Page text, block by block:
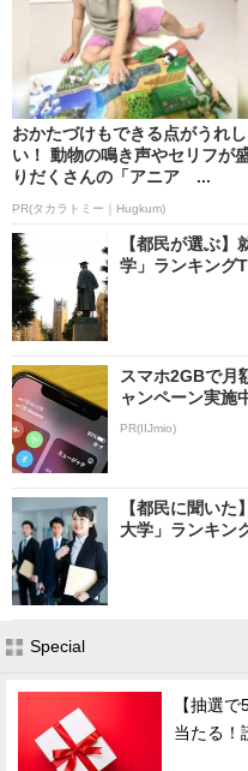
おかたづけもできる点がうれし
い！ 動物の鳴き声やセリフが
りだくさんの「アニア ...
PR(タカラトミー｜Hugkum)
【都民が選ぶ
学」ランキン
スマホ2GBで月
ャンペーン実施
PR(IIJmio)
【都民に聞い
大学」ランキ
Special
【抽選
当たる！